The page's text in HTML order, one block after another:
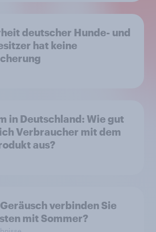
deutscher Hunde- und
hat keine
in Deutschland: Wie gut
Verbraucher mit dem
aus?
verbinden Sie
mit Sommer?